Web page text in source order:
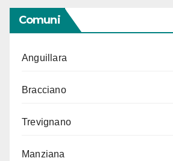
Comuni
Anguillara
Bracciano
Trevignano
Manziana